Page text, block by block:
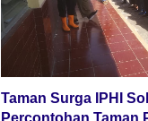
Taman Surga IPHI
Percontohan Taman